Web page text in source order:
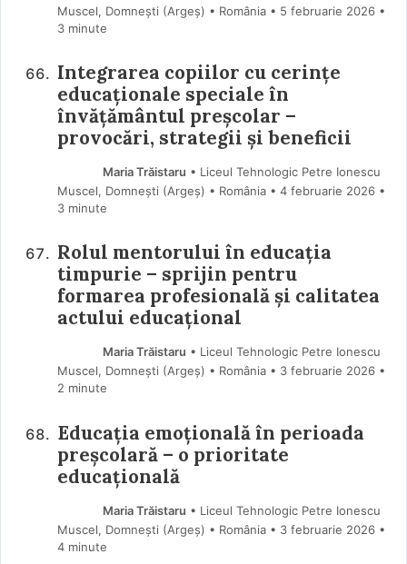
Muscel, Domnești (Argeş) • România 5 februarie 2026 •
3 minute
Integrarea copiilor cu cerințe
educaționale speciale în
învățământul preșcolar –
provocări, strategii și beneficii
Maria Trăistaru • Liceul Tehnologic Petre Ionescu
Muscel, Domnești (Argeş) • România
4 februarie 2026 •
3 minute
Rolul mentorului în educația
timpurie – sprijin pentru
formarea profesională și calitatea
actului educațional
Maria Trăistaru • Liceul Tehnologic Petre Ionescu
Muscel, Domnești (Argeş) • România
3 februarie 2026 •
2 minute
Educația emoțională în perioada
preșcolară – o prioritate
educațională
Maria Trăistaru • Liceul Tehnologic Petre Ionescu
Muscel, Domnești (Argeş) • România
3 februarie 2026 •
4 minute